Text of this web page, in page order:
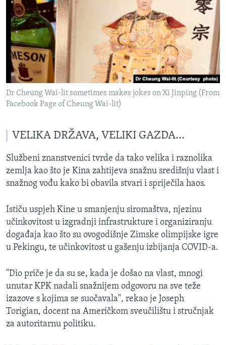
Dr Cheung Wai-lit sometimes makes jokes on Xi Jinping (From
Facebook Page of Cheung Wai-lit)
VELIKA DRŽAVA, VELIKI GAZDA...
Službeni znanstvenici tvrde da tako velika i raznolika
zemlja kao što je Kina zahtijeva snažnu središnju vlast i
snažnog vođu kako bi obavila stvari i spriječila haos.
Ističu uspjeh Kine u smanjenju siromaštva, njezinu
učinkovitost u izgradnji infrastrukture i organiziranju
događaja kao što su ovogodišnje Zimske olimpijske igre
u Pekingu, te učinkovitost u gašenju izbijanja COVID-a.
"Dio priče je da su se, kada je došao na vlast, mnogi
unutar KPK nadali snažnijem odgovoru na sve teže
izazove s kojima se suočavala", rekao je Joseph
Torigian, docent na Američkom sveučilištu i stručnjak
za autoritarnu politiku.